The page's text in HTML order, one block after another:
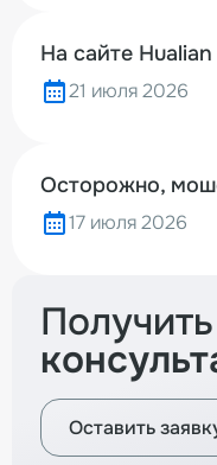
Вернуться назад
На сайте
21 июля 2026
Осторожно,
17 июля 2026
Получить
Оставить